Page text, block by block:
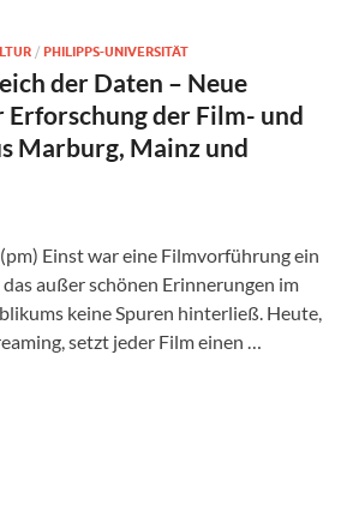
/ PHILIPPS-UNIVERSITÄT
der Daten – Neue
der Film- und
Marburg, Mainz und
Einst war eine Filmvorführung ein
außer schönen Erinnerungen im
keine Spuren hinterließ. Heute,
setzt jeder Film einen …